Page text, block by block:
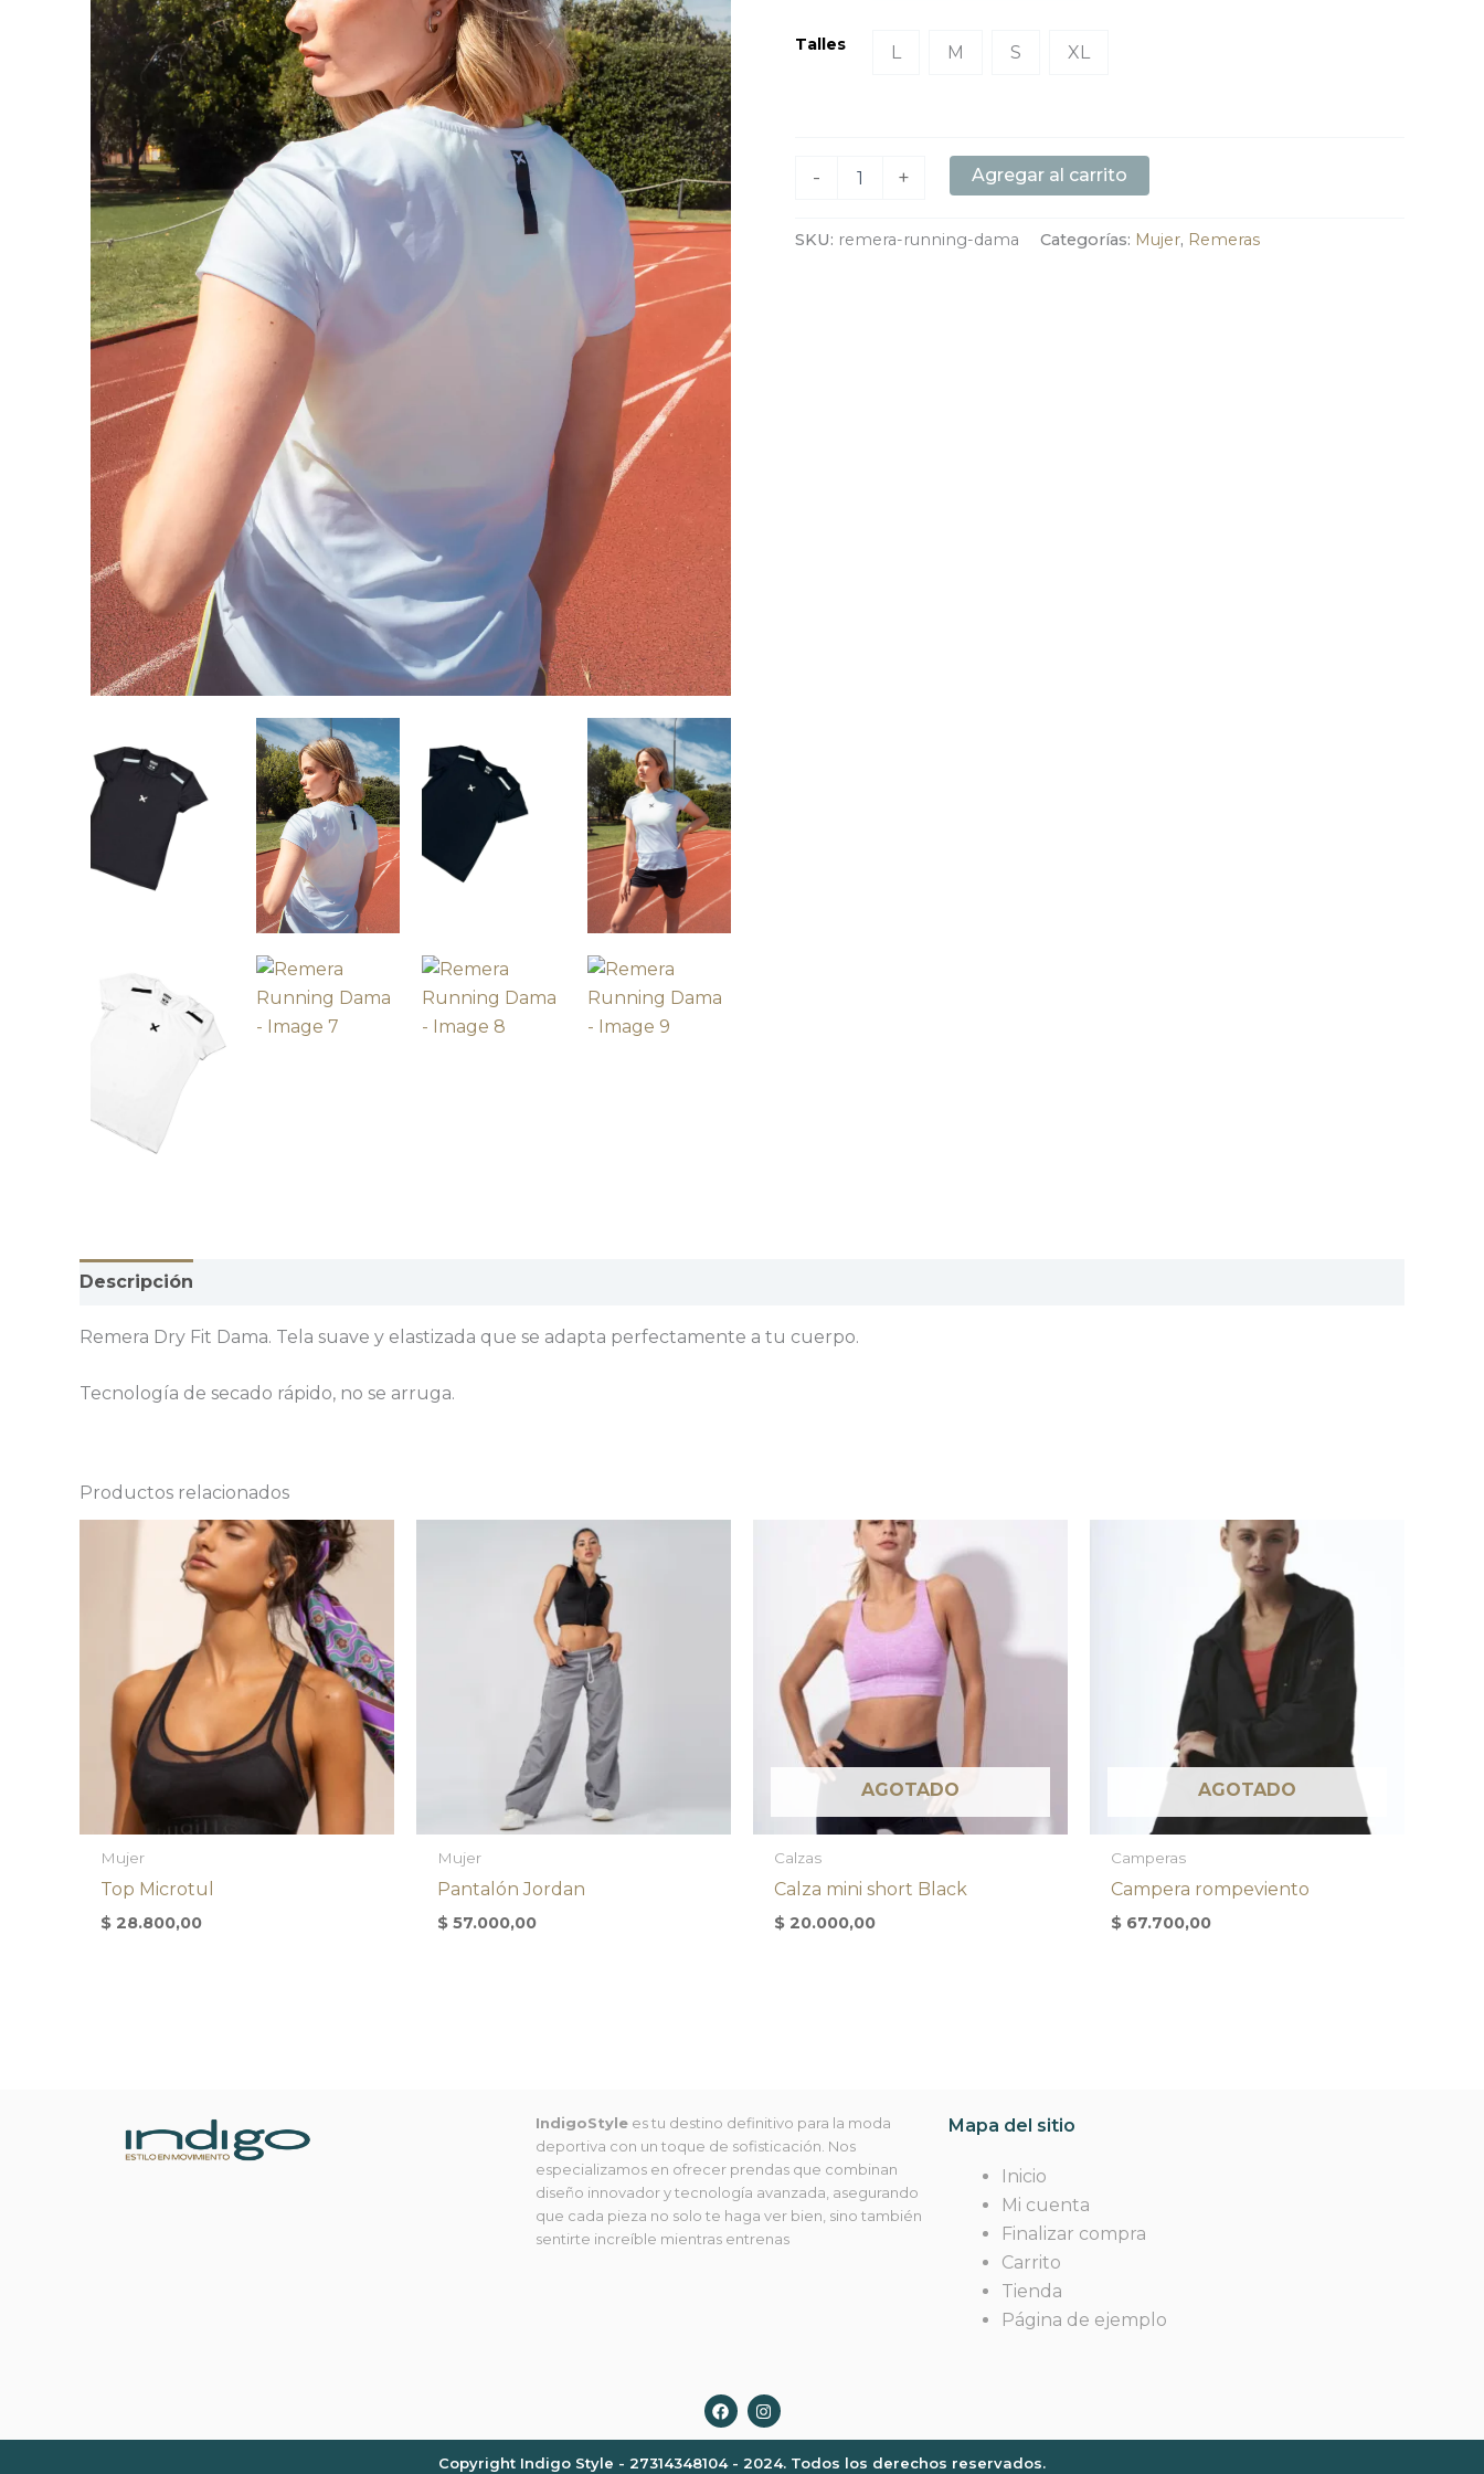
Talles L M S XL
- + Agregar al carrito
SKU: remera-running-dama Categorías: Mujer, Remeras
Descripción
Remera Dry Fit Dama. Tela suave y elastizada que se adapta perfectamente a tu cuerpo.
Tecnología de secado rápido, no se arruga.
Productos relacionados
Mujer
Top Microtul
$ 28.800,00
Mujer
Pantalón Jordan
$ 57.000,00
AGOTADO
Calzas
Calza mini short Black
$ 20.000,00
AGOTADO
Camperas
Campera rompeviento
$ 67.700,00
IndigoStyle es tu destino definitivo para la moda
deportiva con un toque de sofisticación. Nos
especializamos en ofrecer prendas que combinan
diseño innovador y tecnología avanzada, asegurando
que cada pieza no solo te haga ver bien, sino también
sentirte increíble mientras entrenas
Mapa del sitio
Inicio
Mi cuenta
Finalizar compra
Carrito
Tienda
Página de ejemplo
F
a
c
b
I
n
s
a
Copyright Indigo Style - 27314348104 - 2024. Todos los derechos reservados.